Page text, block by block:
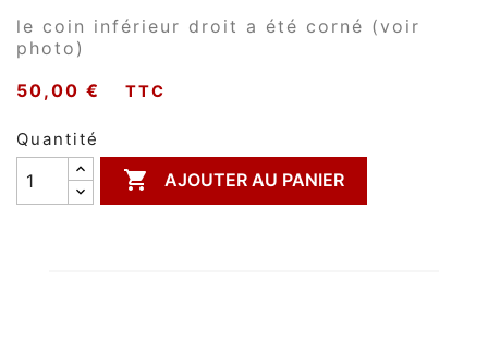
le coin inférieur droit a été corné (voir
photo)
50,00 €
TTC
Quantité
 AJOUTER AU PANIER